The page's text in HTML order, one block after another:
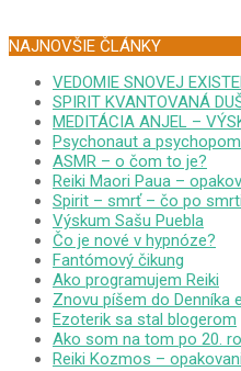
NAJNOVŠIE ČLÁNKY
VEDOMIE SNOVEJ
SPIRIT KVANTOVANÁ
MEDITÁCIA ANJEL –
Psychonaut a
ASMR – o čom to je?
Reiki Maori Paua –
Spirit – smrť – čo po
Výskum Sašu Puebla
Čo je nové v hypnóze?
Fantómový čikung
Ako programujem Reiki
Znovu píšem do Denníka
Ezoterik sa stal blogerom
Ako som na tom po 20.
Reiki Kozmos –